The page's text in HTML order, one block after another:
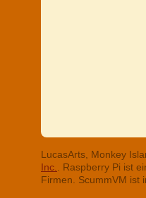
LucasArts, Monkey
Inc.
. Raspberry Pi ist
Firmen. ScummVM ist